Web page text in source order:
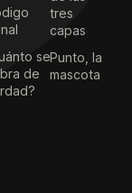
se
de
tres
capas
Punto, la
mascota